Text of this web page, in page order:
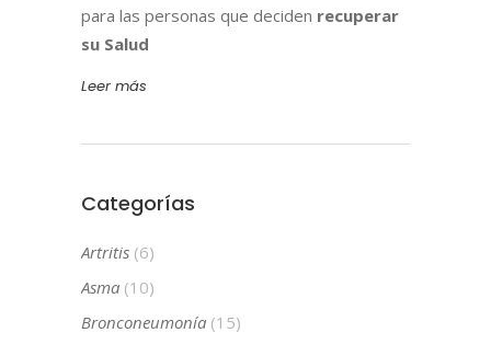
para las personas que deciden recuperar
su Salud
Leer más
Categorías
Artritis (6)
Asma (10)
Bronconeumonía (15)